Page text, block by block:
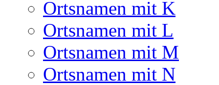
Ortsnamen mit K
Ortsnamen mit L
Ortsnamen mit M
Ortsnamen mit N